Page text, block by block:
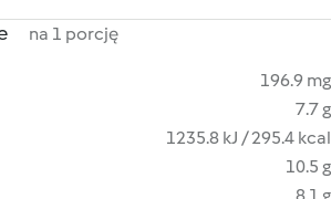
na 1 porcję
196.9 mg
7.7 g
1235.8 kJ / 295.4 kcal
10.5 g